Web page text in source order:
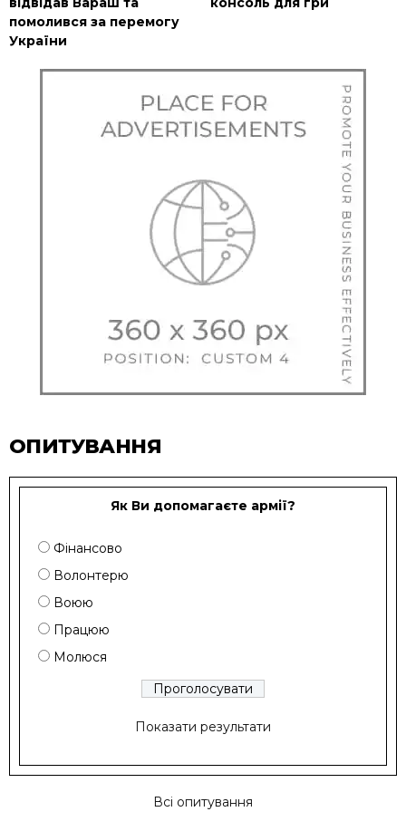
помолився за перемогу
України
ОПИТУВАННЯ
Як Ви допомагаєте армії?
Фінансово
Волонтерю
Воюю
Працюю
Молюся
Показати результати
Всі опитування